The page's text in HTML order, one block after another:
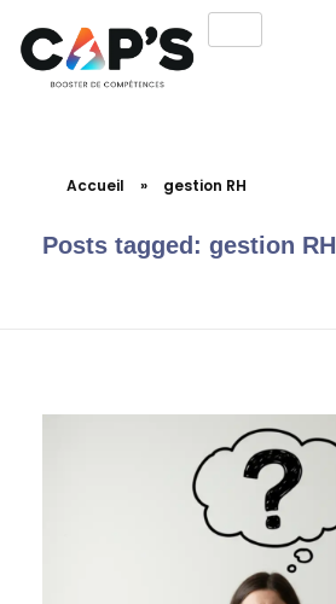
Accueil » gestion RH
Posts tagged: gestion RH